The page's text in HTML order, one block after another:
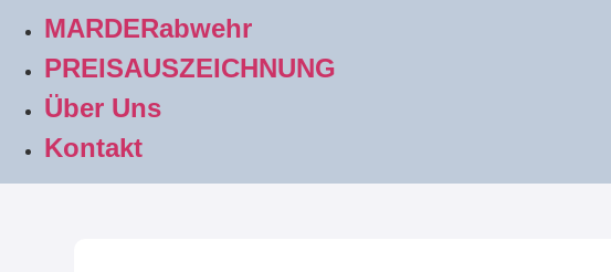
MARDERabwehr
PREISAUSZEICHNUNG
Über Uns
Kontakt